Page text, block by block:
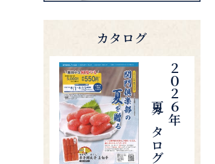
カタログ
２０２６年
夏カタログ